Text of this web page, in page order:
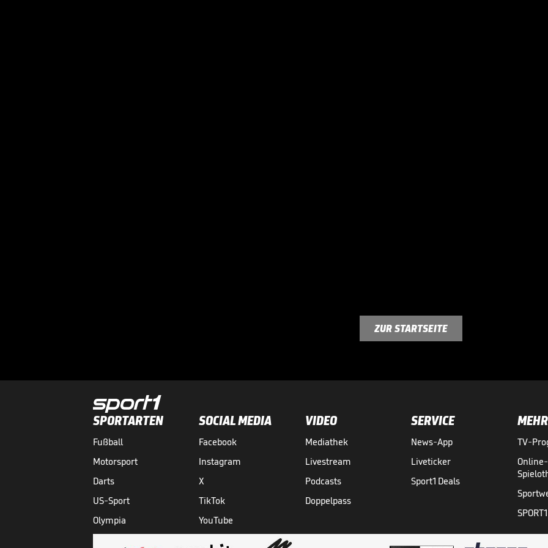
ZUR STARTSEITE
SPORTARTEN
Fußball
Motorsport
Darts
US-Sport
Olympia
SOCIAL MEDIA
Facebook
Instagram
X
TikTok
YouTube
VIDEO
Mediathek
Livestream
Podcasts
Doppelpass
SERVICE
News-App
Liveticker
Sport1 Deals
MEHR
TV-